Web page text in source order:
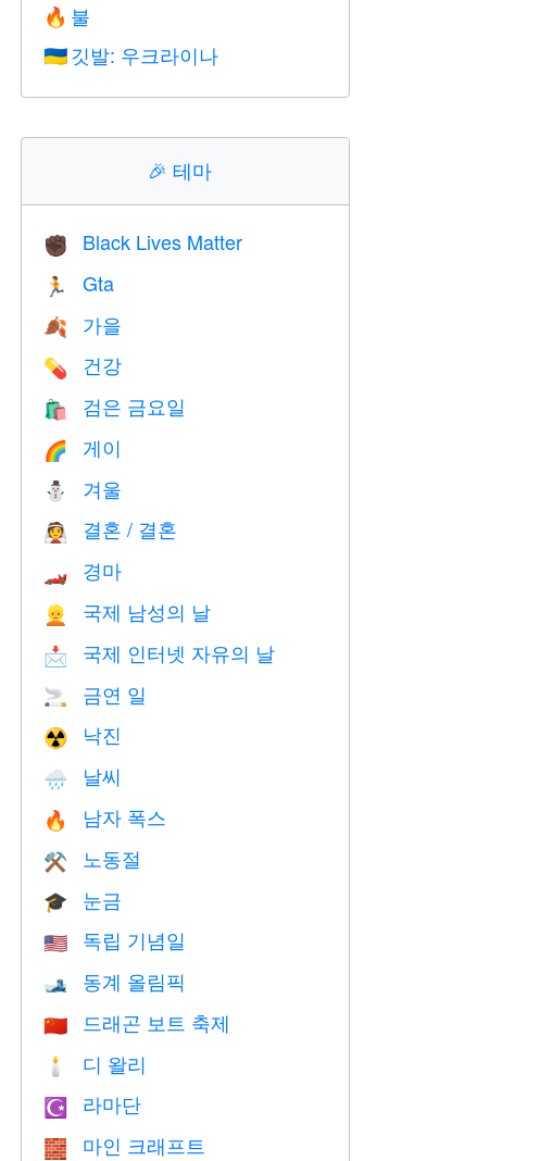
🔥 불
🇺🇦 깃발: 우크라이나
🎉 테마
✊🏿 Black Lives Matter
🏃 Gta
🍂 가을
💊 건강
🛍 검은 금요일
🌈 게이
⛄ 겨울
👰 결혼 / 결혼
🏎 경마
👱 국제 남성의 날
📩 국제 인터넷 자유의 날
🚬 금연 일
☢️ 낙진
🌧 날씨
🔥 남자 폭스
⚒️ 노동절
🎓 눈금
🇺🇸 독립 기념일
🎿 동계 올림픽
🇨🇳 드래곤 보트 축제
🕯 디 왈리
☪️ 라마단
🧱 마인 크래프트